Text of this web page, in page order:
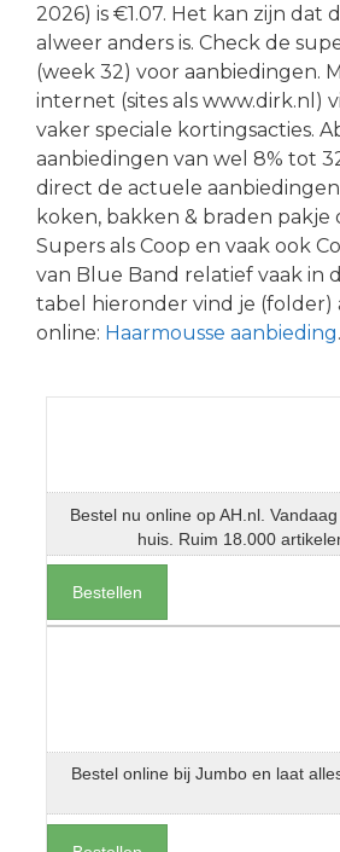
2026) is €1.07. Het kan zijn dat
alweer anders is. Check de
(week 32) voor aanbiedingen.
internet (sites als www.dirk.nl)
vaker speciale kortingsacties.
aanbiedingen van wel 8% tot
direct de actuele
koken, bakken & braden pakje
Supers als Coop en vaak ook
van Blue Band relatief vaak in
tabel hieronder vind je (folder)
online: Haarmousse aanbieding.
Bestel nu online op AH.nl.
huis. Ruim 18.000
Bestellen
Bestel online bij Jumbo en laat